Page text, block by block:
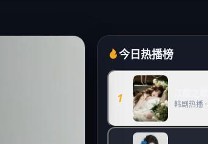
今日热播榜
1 韩剧热播·